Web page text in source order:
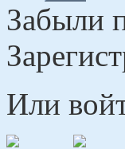
Забыли
Или